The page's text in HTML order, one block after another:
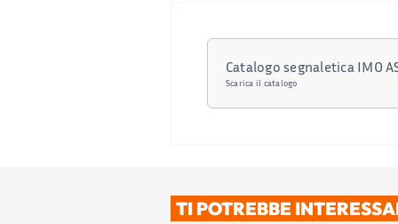
Catalogo segnaletica IMO
Scarica il catalogo
TI POTREBBE